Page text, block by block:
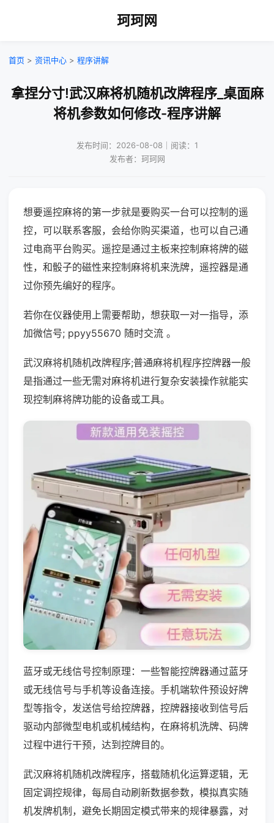
珂珂网
首页 > 资讯中心 > 程序讲解
拿捏分寸!武汉麻将机随机改牌程序_桌面麻
将机参数如何修改-程序讲解
发布时间：2026-08-08｜阅读：1
发布者：珂珂网
想要遥控麻将的第一步就是要购买一台可以控制的遥
控，可以联系客服，会给你购买渠道，也可以自己通
过电商平台购买。遥控是通过主板来控制麻将牌的磁
性，和骰子的磁性来控制麻将机来洗牌，遥控器是通
过你预先编好的程序。
若你在仪器使用上需要帮助，想获取一对一指导，添
加微信号; ppyy55670 随时交流 。
武汉麻将机随机改牌程序;普通麻将机程序控牌器一般
是指通过一些无需对麻将机进行复杂安装操作就能实
现控制麻将牌功能的设备或工具。
蓝牙或无线信号控制原理：一些智能控牌器通过蓝牙
或无线信号与手机等设备连接。手机端软件预设好牌
型等指令，发送信号给控牌器，控牌器接收到信号后
驱动内部微型电机或机械结构，在麻将机洗牌、码牌
过程中进行干预，达到控牌目的。
武汉麻将机随机改牌程序，搭载随机化运算逻辑，无
固定调控规律，每局自动刷新数据参数，模拟真实随
机发牌机制，避免长期固定模式带来的规律暴露，对